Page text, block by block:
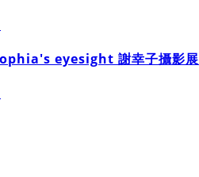
eyesight 謝幸子攝影展